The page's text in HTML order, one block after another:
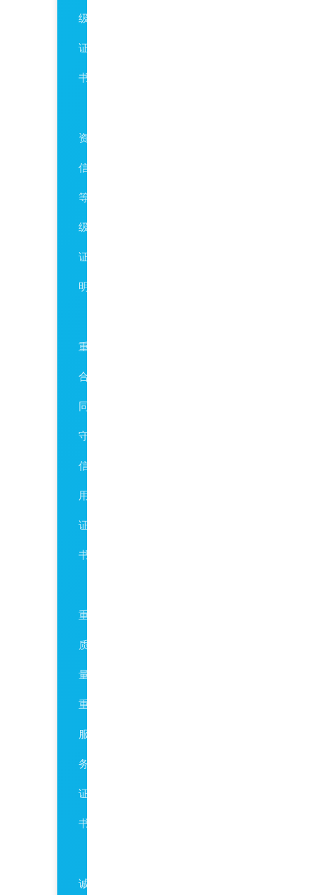
级
证
书
资
信
等
级
证
明
重
合
同
守
信
用
证
书
重
质
量
重
服
务
证
书
诚